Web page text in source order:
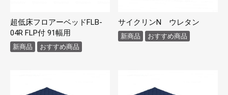
超低床フロアーベッドFLB-
04R FLP付 91幅用
新商品 おすすめ商品
サイクリンN ウレタン
新商品 おすすめ商品